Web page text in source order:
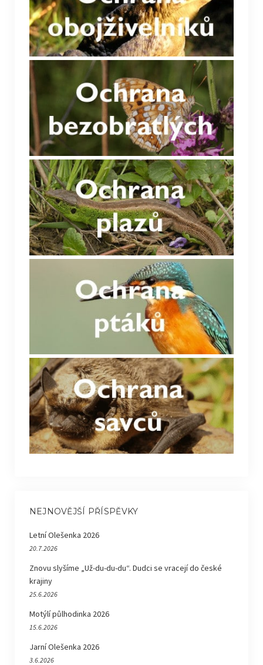
NEJNOVĚJŠÍ PŘÍSPĚVKY
Letní Olešenka 2026
20.7.2026
Znovu slyšíme „Už-du-du-du“. Dudci se vracejí do české
krajiny
25.6.2026
Motýlí půlhodinka 2026
15.6.2026
Jarní Olešenka 2026
3.6.2026